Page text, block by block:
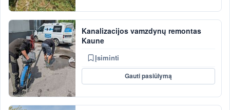
Kanalizacijos vamzdynų remontas
Kaune
Įsiminti
Gauti pasiūlymą